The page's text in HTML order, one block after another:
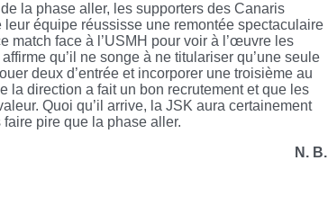
la phase aller, les supporters des Canaris
équipe réussisse une remontée spectaculaire
match face à l’USMH pour voir à l’œuvre les
qu’il ne songe à ne titulariser qu’une seule
deux d’entrée et incorporer une troisième au
direction a fait un bon recrutement et que les
Quoi qu’il arrive, la JSK aura certainement
pire que la phase aller.
N. B.